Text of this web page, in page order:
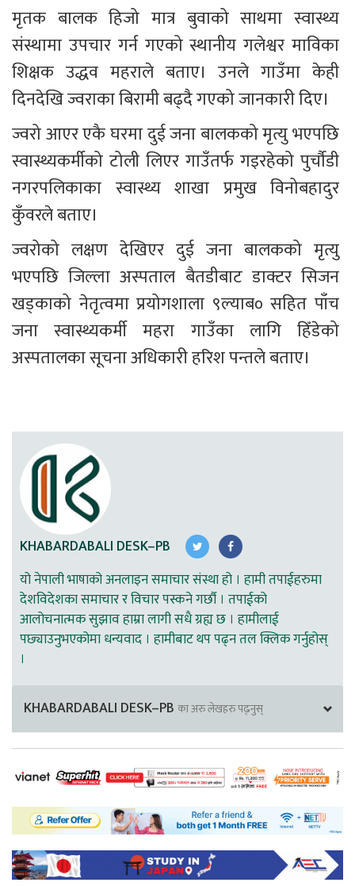
मृतक बालक हिजो मात्र बुवाको साथमा स्वास्थ्य
संस्थामा उपचार गर्न गएको स्थानीय गलेश्वर माविका
शिक्षक उद्धव महराले बताए। उनले गाउँमा केही
दिनदेखि ज्वराका बिरामी बढ्दै गएको जानकारी दिए।
ज्वरो आएर एकै घरमा दुई जना बालकको मृत्यु भएपछि
स्वास्थ्यकर्मीको टोली लिएर गाउँतर्फ गइरहेको पुर्चौडी
नगरपलिकाका स्वास्थ्य शाखा प्रमुख विनोबहादुर
कुँवरले बताए।
ज्वरोको लक्षण देखिएर दुई जना बालकको मृत्यु
भएपछि जिल्ला अस्पताल बैतडीबाट डाक्टर सिजन
खड्काको नेतृत्वमा प्रयोगशाला ९ल्याब० सहित पाँच
जना स्वास्थ्यकर्मी महरा गाउँका लागि हिँडेको
अस्पतालका सूचना अधिकारी हरिश पन्तले बताए।
KHABARDABALI DESK–PB
यो नेपाली भाषाको अनलाइन समाचार संस्था हो । हामी तपाईहरुमा
देशविदेशका समाचार र विचार पस्कने गर्छौ । तपाईको
आलोचनात्मक सुझाव हाम्रा लागी सधै ग्रह्य छ । हामीलाई
पछ्याउनुभएकोमा धन्यवाद । हामीबाट थप पढ्न तल क्लिक गर्नुहोस्
।
KHABARDABALI DESK–PB का अरु लेखहरु पढ्नुस्